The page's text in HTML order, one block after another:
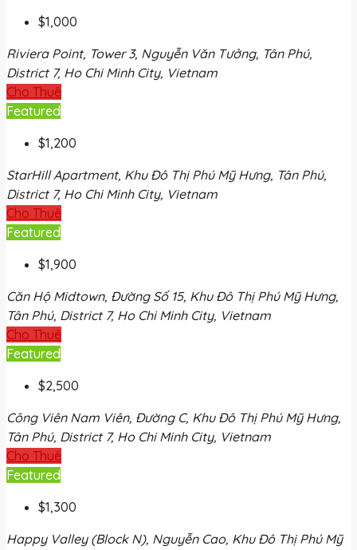
$1,000
Riviera Point, Tower 3, Nguyễn Văn Tưởng, Tân Phú,
District 7, Ho Chi Minh City, Vietnam
Cho Thuê
Featured
$1,200
StarHill Apartment, Khu Đô Thị Phú Mỹ Hưng, Tân Phú,
District 7, Ho Chi Minh City, Vietnam
Cho Thuê
Featured
$1,900
Căn Hộ Midtown, Đường Số 15, Khu Đô Thị Phú Mỹ Hưng,
Tân Phú, District 7, Ho Chi Minh City, Vietnam
Cho Thuê
Featured
$2,500
Công Viên Nam Viên, Đường C, Khu Đô Thị Phú Mỹ Hưng,
Tân Phú, District 7, Ho Chi Minh City, Vietnam
Cho Thuê
Featured
$1,300
Happy Valley (Block N), Nguyễn Cao, Khu Đô Thị Phú Mỹ